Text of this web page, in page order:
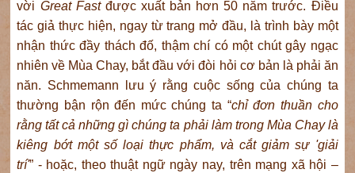
vời Great Fastđược xuất bản hơn 50 năm trước. Điều
tác giả thực hiện, ngay từ trang mở đầu, là trình bày một
nhận thức đầy thách đố, thậm chí có một chút gây ngạc
nhiên về Mùa Chay, bắt đầu với đòi hỏi cơ bản là phải ăn
năn. Schmemann lưu ý rằng cuộc sống của chúng ta
thường bận rộn đến mức chúng ta “chỉ đơn thuần cho
rằng tất cả những gì chúng ta phải làm trong Mùa Chay là
kiêng bớt một số loại thực phẩm, và cắt giảm sự 'giải
trí'” - hoặc, theo thuật ngữ ngày nay, trên mạng xã hội –